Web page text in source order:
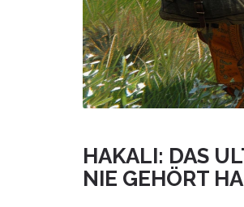
HAKALI: DAS
NIE GEHÖRT